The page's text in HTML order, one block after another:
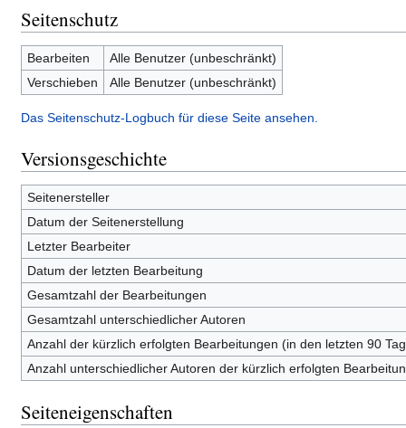
Seitenschutz
Bearbeiten
Alle Benutzer (unbeschränkt)
Verschieben
Alle Benutzer (unbeschränkt)
Das Seitenschutz-Logbuch für diese Seite ansehen.
Versionsgeschichte
Seitenersteller
Datum der Seitenerstellung
Letzter Bearbeiter
Datum der letzten Bearbeitung
Gesamtzahl der Bearbeitungen
Gesamtzahl unterschiedlicher Autoren
Anzahl der kürzlich erfolgten Bearbeitungen (in den letzten 90
Anzahl unterschiedlicher Autoren der kürzlich erfolgten
Seiteneigenschaften